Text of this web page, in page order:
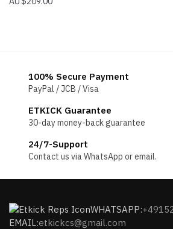
100% Secure Payment
PayPal / JCB / Visa
ETKICK Guarantee
30-day money-back guarantee
24/7-Support
Contact us via WhatsApp or email.
WHATSAPP:
EMAIL:etkickcs@gmail.com